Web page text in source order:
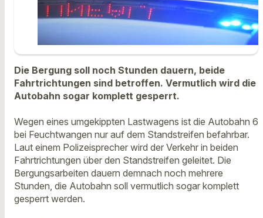
Die Bergung soll noch Stunden dauern, beide
Fahrtrichtungen sind betroffen. Vermutlich wird die
Autobahn sogar komplett gesperrt.
Wegen eines umgekippten Lastwagens ist die Autobahn 6
bei Feuchtwangen nur auf dem Standstreifen befahrbar.
Laut einem Polizeisprecher wird der Verkehr in beiden
Fahrtrichtungen über den Standstreifen geleitet. Die
Bergungsarbeiten dauern demnach noch mehrere
Stunden, die Autobahn soll vermutlich sogar komplett
gesperrt werden.